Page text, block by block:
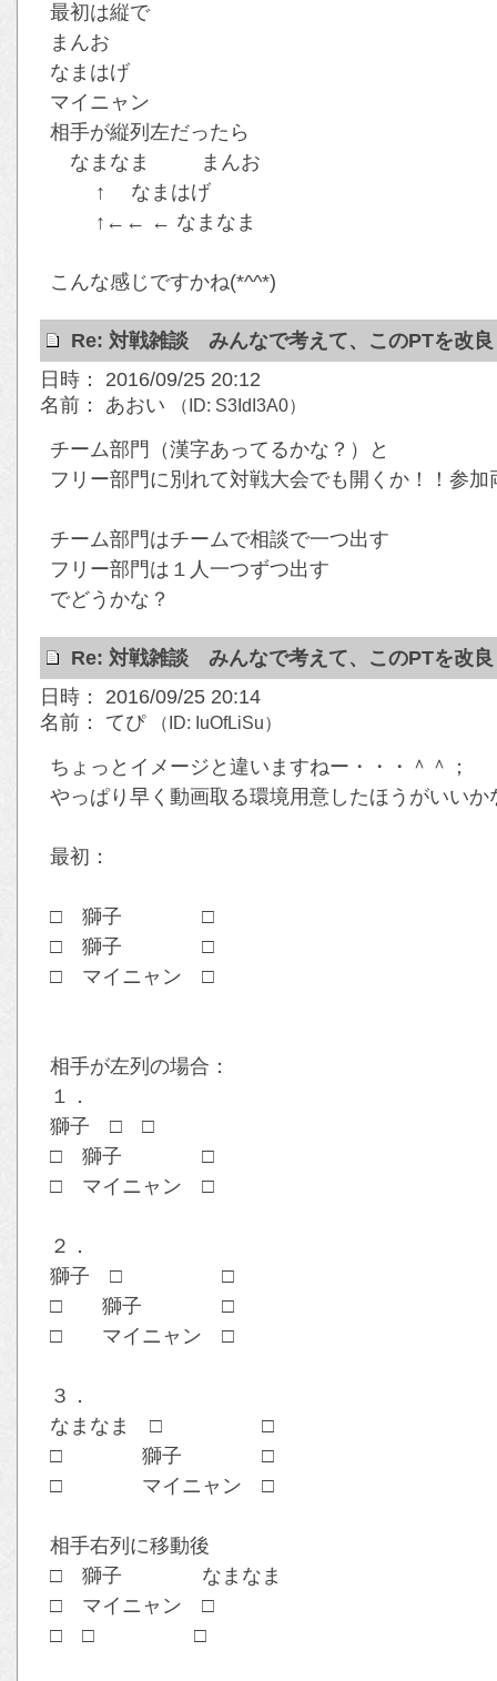
最初は縦で
まんお
なまはげ
マイニャン
相手が縦列左だったら
なまなま まんお
↑ なまはげ
↑←← ← なまなま
こんな感じですかね(*^^*)
Re: 対戦雑談 みんなで考えて、このPTを改
日時： 2016/09/25 20:12
名前： あおい
（ID: S3IdI3A0）
チーム部門（漢字あってるかな？）と
フリー部門に別れて対戦大会でも開くか！！参
チーム部門はチームで相談で一つ出す
フリー部門は１人一つずつ出す
でどうかな？
Re: 対戦雑談 みんなで考えて、このPTを改
日時： 2016/09/25 20:14
名前： てぴ
（ID: IuOfLiSu）
ちょっとイメージと違いますねー・・・＾＾；
やっぱり早く動画取る環境用意したほうがいいか
最初：
□ 獅子 □
□ 獅子 □
□ マイニャン □
相手が左列の場合：
１．
獅子 □ □
□ 獅子 □
□ マイニャン □
２．
獅子 □ □
□ 獅子 □
□ マイニャン □
３．
なまなま □ □
□ 獅子 □
□ マイニャン □
相手右列に移動後
□ 獅子 なまなま
□ マイニャン □
□ □ □